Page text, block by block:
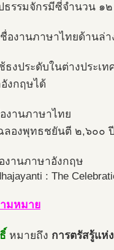
ธรรมจักรมีซี่จำนวน
องานภาษาไทยด้านล่า
ธงประดับในต่างประเ
งกฤษได้
งานภาษาไทย
ลองพุทธชยันตี ๒,๖๐๐
งานภาษาอังกฤษ
: The
มหมาย
หมายถึง การตรัสรู้แห่